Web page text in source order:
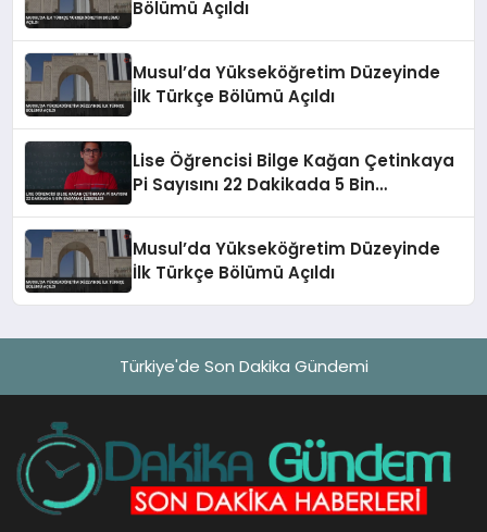
Bölümü Açıldı
Musul’da Yükseköğretim Düzeyinde
İlk Türkçe Bölümü Açıldı
Lise Öğrencisi Bilge Kağan Çetinkaya
Pi Sayısını 22 Dakikada 5 Bin
Musul’da Yükseköğretim Düzeyinde
İlk Türkçe Bölümü Açıldı
Türkiye'de Son Dakika Gündemi